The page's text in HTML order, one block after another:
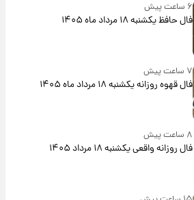
۶ ساعت پیش
فال حافظ یکشنبه ۱۸ مرداد ماه ۱۴۰۵
۷ ساعت پیش
فال قهوه روزانه یکشنبه ۱۸ مرداد ماه ۱۴۰۵
۸ ساعت پیش
فال روزانه واقعی یکشنبه ۱۸ مرداد ۱۴۰۵